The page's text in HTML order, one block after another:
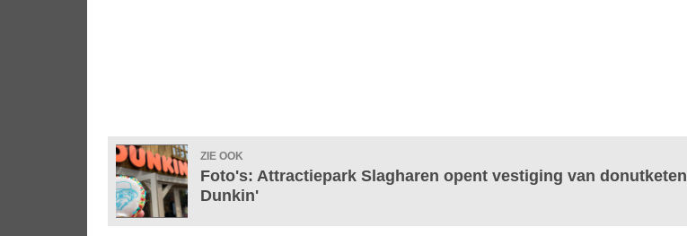
ZIE OOK
Foto's: Attractiepark Slagharen opent vestiging van donutketen
Dunkin'